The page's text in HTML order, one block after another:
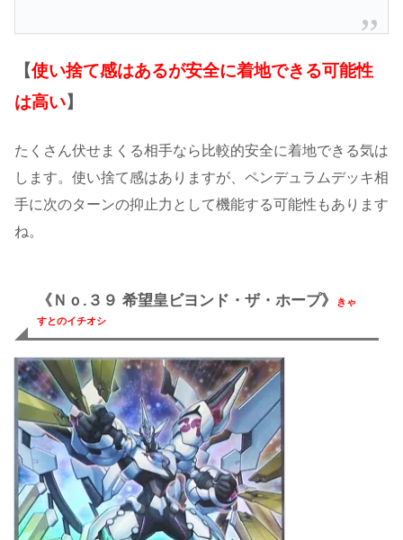
【使い捨て感はあるが安全に着地できる可能性
は高い】
たくさん伏せまくる相手なら比較的安全に着地できる気は
します。使い捨て感はありますが、ペンデュラムデッキ相
手に次のターンの抑止力として機能する可能性もあります
ね。
《Ｎｏ.３９ 希望皇ビヨンド・ザ・ホープ》
きゃ
すとのイチオシ